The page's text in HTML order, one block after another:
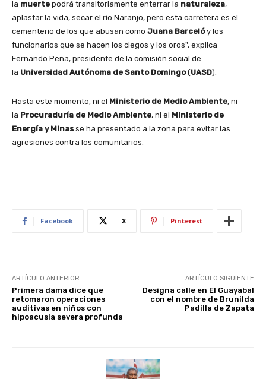
la muerte podrá transitoriamente enterrar la naturaleza,
aplastar la vida, secar el río Naranjo, pero esta carretera es el
cementerio de los que abusan como Juana Barcelóy los
funcionarios que se hacen los ciegos y los oros", explica
Fernando Peña, presidente de la comisión social de
la Universidad Autónoma de Santo Domingo(UASD).
Hasta este momento, ni el Ministerio de Medio Ambiente, ni
la Procuraduría de Medio Ambiente, ni el Ministerio de
Energía y Minasse ha presentado a la zona para evitar las
agresiones contra los comunitarios.
Facebook X Pinterest
ARTÍCULO ANTERIOR
Primera dama dice que
retomaron operaciones
auditivas en niños con
hipoacusia severa profunda
ARTÍCULO SIGUIENTE
Designa calle en El Guayabal
con el nombre de Brunilda
Padilla de Zapata